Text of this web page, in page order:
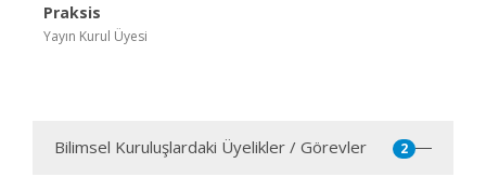
Praksis
Yayın Kurul Üyesi
Bilimsel Kuruluşlardaki Üyelikler / Görevler 2